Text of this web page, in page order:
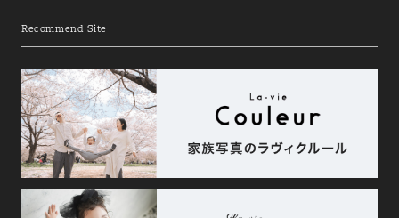
Recommend Site